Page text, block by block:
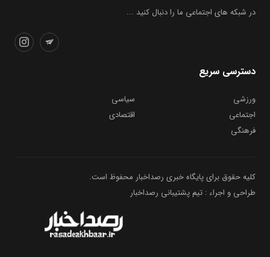
در شبکه های اجتماعی ما را دنبال کنید ...
دسترسی سریع
ورزشی
سیاسی
اجتماعی
اقتصادی
فرهنگی
کلیه حقوق برای پایگاه خبری رصداخبار محفوظ است.
طراحی و اجراء : تیم پشتیبانی رصداخبار